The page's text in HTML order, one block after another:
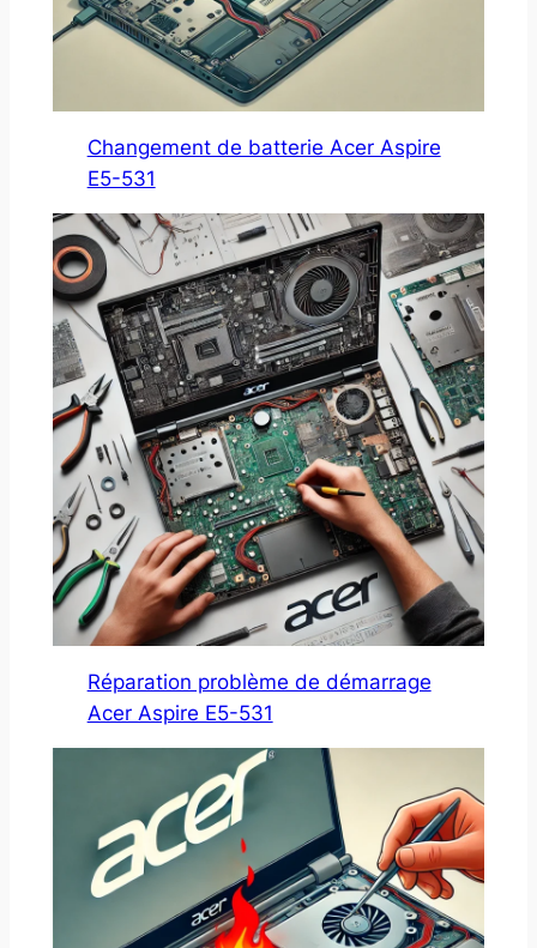
Changement de batterie Acer Aspire
E5-531
Réparation problème de démarrage
Acer Aspire E5-531